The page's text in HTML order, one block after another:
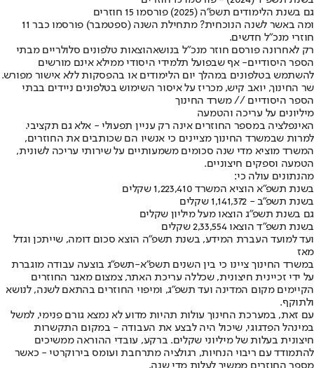
גם בשנת הלימודים תשפ"ה (2025) פורסמו 15 חוזרים
ומה באשר לשנה הנוכחית? מתחילת השנה (ספטמבר) פורסמו כבר 11
חוזרי מנכ"ל חדשים.
רק לאחרונה פורסם חוזר מנכ"ל בנושאהוצאות טלפונים סלולריים מבתי
הספר היסודיים- אף שבפועל תלמידי היסודי ממילא אינם מורשים
להשתמש בטלפונים במהלך יום הלימודים או בהפסקות ללא אישור מפורש.
שר החינוך, יואב קיש, מכריז על איסור השימוש בטלפונים ניידים בבתי
הספר היסודיים // משרד החינוך
מיליונים על עריכה והטמעה
האינפלציה במספר החוזרים אינה רק עניין תפעולי - אלא גם תקציבי.
למרות שבמשרד החינוך מציינים כי אנשיו הם שכותבים את החוזרים,
המשרד מוציא מדי שנה סכומים משמעותיים על שירותי עריכה לשונית,
הטמעה וספקים חיצוניים.
מהנתונים עולה כי:
בשנת תשפ"א הוציא המשרד 1,223,410 שקלים
בשנת תשפ"ב - 1,141,372 שקלים
גם בשנת תשפ"ג הוצאו מעל מיליון שקלים
בשנת תשפ"ד הוצאו 2,33,554 שקלים
ועד למועד העברת המידע, בשנת תשפ"ה הוצא סכום דומה, שייתכן וגדל
מאז
במשרד החינוך ציינו כי בין השנים תשפ"א-תשפ"ג בוצעה עבודה מוגברת
על ידי זכיינית חיצונית, שכללה עריכת האתר, צמצום מאגר החוזרים
הקיימים מקום המדינה ועד תשפ"ג, ומיפוי החוזרים בהתאם לשנה, לנושא
ולתוקף.
עם זאת, במערכת החינוך עולות תהיות מדוע לא נמצא גורם פנימי, למשל
במינהל הפדגוגי, שיכול היה לבצע את העבודה - במקום התקשרות
חיצונית בעלות של מיליוני שקלים. ברקע, עובדי ההוראה ממשיכים
להתמודד עם ריבוי הנחיות, רגולציה מתרחבת ועומס בירוקרטי - כאשר